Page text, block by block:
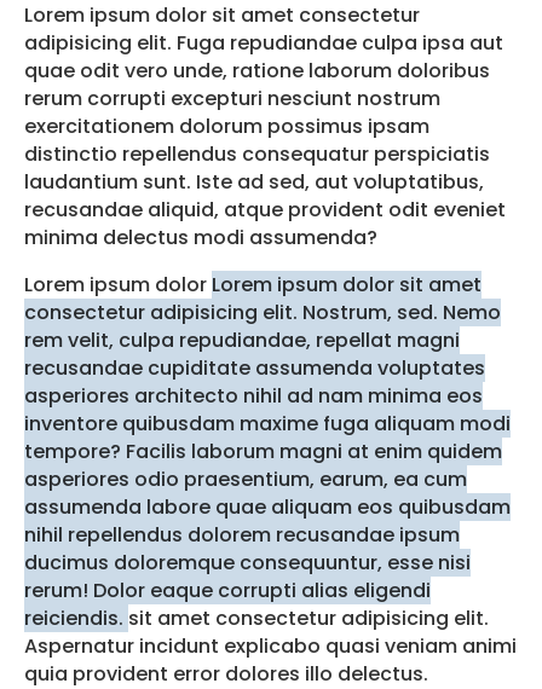
Lorem ipsum dolor sit amet consectetur
adipisicing elit. Fuga repudiandae culpa ipsa aut
quae odit vero unde, ratione laborum doloribus
rerum corrupti excepturi nesciunt nostrum
exercitationem dolorum possimus ipsam
distinctio repellendus consequatur perspiciatis
laudantium sunt. Iste ad sed, aut voluptatibus,
recusandae aliquid, atque provident odit eveniet
minima delectus modi assumenda?
Lorem ipsum dolor Lorem ipsum dolor sit amet
consectetur adipisicing elit. Nostrum, sed. Nemo
rem velit, culpa repudiandae, repellat magni
recusandae cupiditate assumenda voluptates
asperiores architecto nihil ad nam minima eos
inventore quibusdam maxime fuga aliquam modi
tempore? Facilis laborum magni at enim quidem
asperiores odio praesentium, earum, ea cum
assumenda labore quae aliquam eos quibusdam
nihil repellendus dolorem recusandae ipsum
ducimus doloremque consequuntur, esse nisi
rerum! Dolor eaque corrupti alias eligendi
reiciendis. sit amet consectetur adipisicing elit.
Aspernatur incidunt explicabo quasi veniam animi
quia provident error dolores illo delectus.